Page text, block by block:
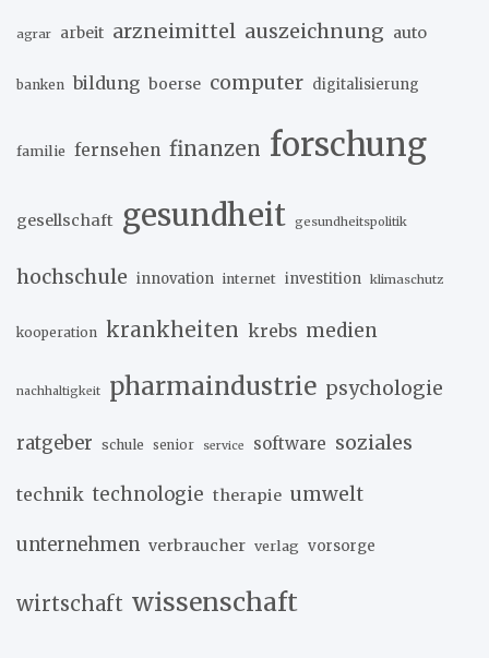
agrar arbeit arzneimittel auszeichnung auto
banken bildung boerse computer digitalisierung
familie fernsehen finanzen forschung
gesellschaft gesundheit gesundheitspolitik
hochschule innovation internet investition klimaschutz
kooperation krankheiten krebs medien
nachhaltigkeit pharmaindustrie psychologie
ratgeber schule senior service software soziales
technik technologie therapie umwelt
unternehmen verbraucher verlag vorsorge
wirtschaft wissenschaft